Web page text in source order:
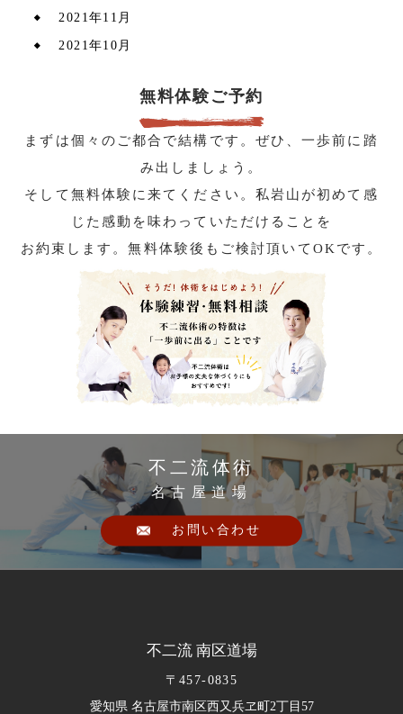
2021年11月
2021年10月
無料体験ご予約
まずは個々のご都合で結構です。ぜひ、一歩前に踏
み出しましょう。
そして無料体験に来てください。私岩山が初めて感
じた感動を味わっていただけることを
お約束します。無料体験後もご検討頂いてOKです。
不二流体術
名古屋道場
お問い合わせ
不二流 南区道場
〒457-0835
愛知県 名古屋市南区西又兵ヱ町2丁目57